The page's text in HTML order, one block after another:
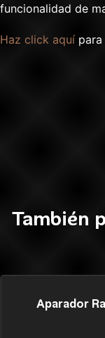
funcionalidad de
Haz click aquí
También
Aparador